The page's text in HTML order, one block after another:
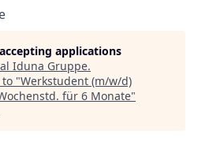
applications
Iduna Gruppe.
"Werkstudent (m/w/d)
für 6 Monate"